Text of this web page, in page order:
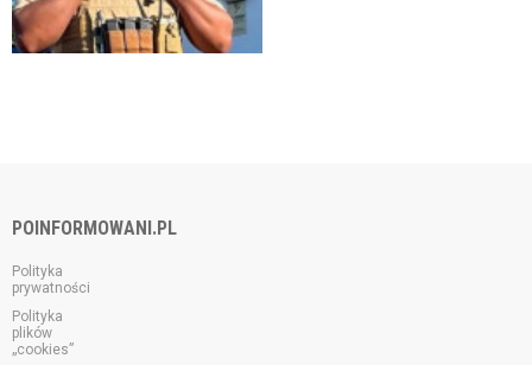
POINFORMOWANI.PL
Polityka
prywatności
Polityka
plików
„cookies”